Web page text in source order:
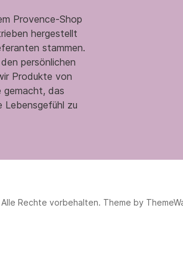
Provence-Shop
hergestellt
stammen.
persönlichen
Produkte von
gemacht, das
Lebensgefühl zu
Rechte vorbehalten. Theme by